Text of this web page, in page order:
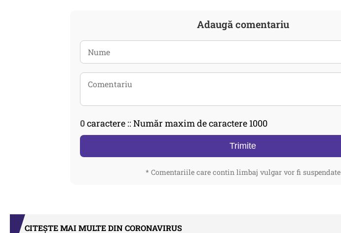
Adaugă comentariu
0caractere :: Număr maxim de caractere 1000
Trimite
* Comentariile care contin limbaj vulgar vor fi suspendate
CITEȘTE MAI MULTE DIN CORONAVIRUS